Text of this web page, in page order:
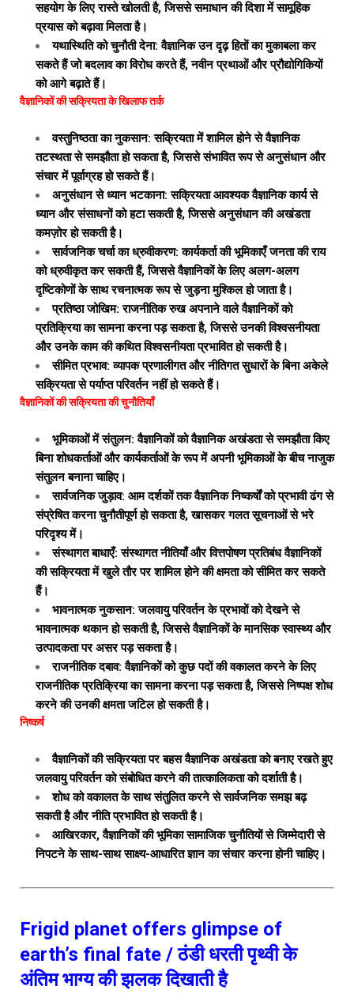
सहयोग के लिए रास्ते खोलती है, जिससे समाधान की दिशा में सामूहिक
प्रयास को बढ़ावा मिलता है।
यथास्थिति को चुनौती देना: वैज्ञानिक उन दृढ़ हितों का मुकाबला कर
सकते हैं जो बदलाव का विरोध करते हैं, नवीन प्रथाओं और प्रौद्योगिकियों
को आगे बढ़ाते हैं।
वैज्ञानिकों की सक्रियता के खिलाफ तर्क
वस्तुनिष्ठता का नुकसान: सक्रियता में शामिल होने से वैज्ञानिक
तटस्थता से समझौता हो सकता है, जिससे संभावित रूप से अनुसंधान और
संचार में पूर्वाग्रह हो सकते हैं।
अनुसंधान से ध्यान भटकाना: सक्रियता आवश्यक वैज्ञानिक कार्य से
ध्यान और संसाधनों को हटा सकती है, जिससे अनुसंधान की अखंडता
कमज़ोर हो सकती है।
सार्वजनिक चर्चा का ध्रुवीकरण: कार्यकर्ता की भूमिकाएँ जनता की राय
को ध्रुवीकृत कर सकती हैं, जिससे वैज्ञानिकों के लिए अलग-अलग
दृष्टिकोणों के साथ रचनात्मक रूप से जुड़ना मुश्किल हो जाता है।
प्रतिष्ठा जोखिम: राजनीतिक रुख अपनाने वाले वैज्ञानिकों को
प्रतिक्रिया का सामना करना पड़ सकता है, जिससे उनकी विश्वसनीयता
और उनके काम की कथित विश्वसनीयता प्रभावित हो सकती है।
सीमित प्रभाव: व्यापक प्रणालीगत और नीतिगत सुधारों के बिना अकेले
सक्रियता से पर्याप्त परिवर्तन नहीं हो सकते हैं।
वैज्ञानिकों की सक्रियता की चुनौतियाँ
भूमिकाओं में संतुलन: वैज्ञानिकों को वैज्ञानिक अखंडता से समझौता किए
बिना शोधकर्ताओं और कार्यकर्ताओं के रूप में अपनी भूमिकाओं के बीच नाजुक
संतुलन बनाना चाहिए।
सार्वजनिक जुड़ाव: आम दर्शकों तक वैज्ञानिक निष्कर्षों को प्रभावी ढंग से
संप्रेषित करना चुनौतीपूर्ण हो सकता है, खासकर गलत सूचनाओं से भरे
परिदृश्य में।
संस्थागत बाधाएँ: संस्थागत नीतियाँ और वित्तपोषण प्रतिबंध वैज्ञानिकों
की सक्रियता में खुले तौर पर शामिल होने की क्षमता को सीमित कर सकते
हैं।
भावनात्मक नुकसान: जलवायु परिवर्तन के प्रभावों को देखने से
भावनात्मक थकान हो सकती है, जिससे वैज्ञानिकों के मानसिक स्वास्थ्य और
उत्पादकता पर असर पड़ सकता है।
राजनीतिक दबाव: वैज्ञानिकों को कुछ पदों की वकालत करने के लिए
राजनीतिक प्रतिक्रिया का सामना करना पड़ सकता है, जिससे निष्पक्ष शोध
करने की उनकी क्षमता जटिल हो सकती है।
निष्कर्ष
वैज्ञानिकों की सक्रियता पर बहस वैज्ञानिक अखंडता को बनाए रखते हुए
जलवायु परिवर्तन को संबोधित करने की तात्कालिकता को दर्शाती है।
शोध को वकालत के साथ संतुलित करने से सार्वजनिक समझ बढ़
सकती है और नीति प्रभावित हो सकती है।
आखिरकार, वैज्ञानिकों की भूमिका सामाजिक चुनौतियों से जिम्मेदारी से
निपटने के साथ-साथ साक्ष्य-आधारित ज्ञान का संचार करना होनी चाहिए।
Frigid planet offers glimpse of
earth’s final fate / ठंडी धरती पृथ्वी के
अंतिम भाग्य की झलक दिखाती है